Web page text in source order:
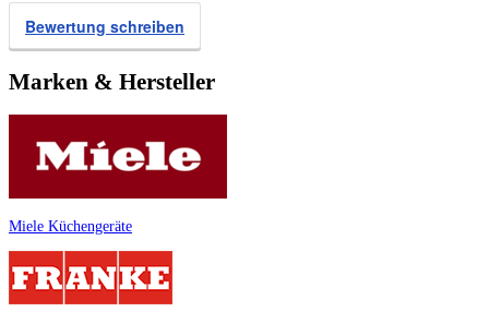
Bewertung schreiben
Marken & Hersteller
Miele Küchengeräte